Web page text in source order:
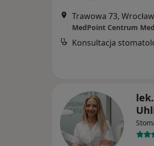
Trawowa 73, Wrocław
MedPoint Centrum
Konsultacja